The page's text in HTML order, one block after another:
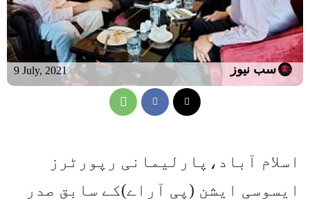
9 July, 2021 سب نیوز
اسلام آباد،پارلیمانی رپورٹرز
ایسوسی ایشن (پی آراے)کے سابق صدر